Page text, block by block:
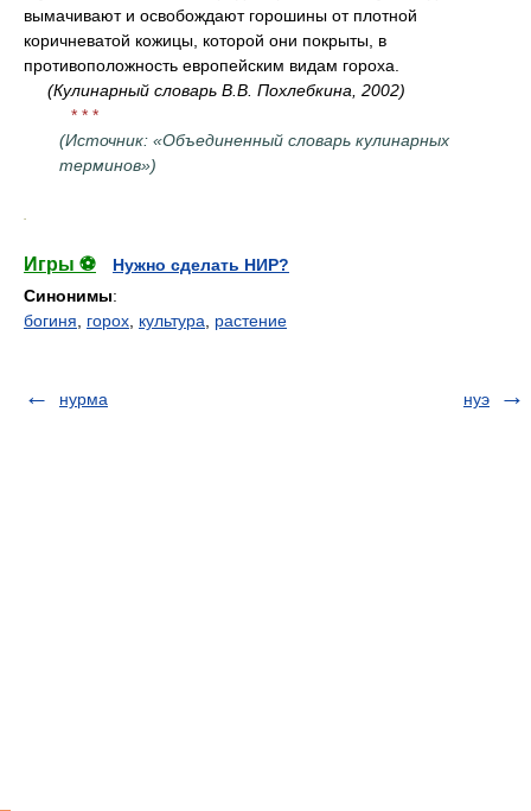
вымачивают и освобождают горошины от плотной
коричневатой кожицы, которой они покрыты, в
противоположность европейским видам гороха.
(Кулинарный словарь В.В. Похлебкина, 2002)
* * *
(Источник: «Объединенный словарь кулинарных
терминов»)
Игры ⚽
Нужно сделать НИР?
Синонимы:
богиня
горох культура растение
нурма нуэ